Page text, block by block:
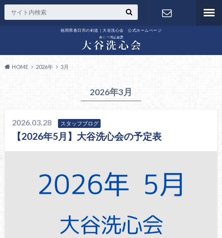
福岡県春日市の剣道｜大谷洗心会 公式ホームページ
HOME 2026年 3月
2026年3月
2026.03.28 スタッフブログ
【2026年5月】大谷洗心会の予定表